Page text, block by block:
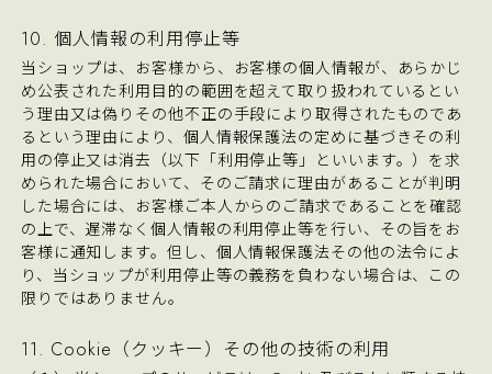
10. 個人情報の利用停止等
当ショップは、お客様から、お客様の個人情報が、あらかじ
め公表された利用目的の範囲を超えて取り扱われているとい
う理由又は偽りその他不正の手段により取得されたものであ
るという理由により、個人情報保護法の定めに基づきその利
用の停止又は消去（以下「利用停止等」といいます。）を求
められた場合において、そのご請求に理由があることが判明
した場合には、お客様ご本人からのご請求であることを確認
の上で、遅滞なく個人情報の利用停止等を行い、その旨をお
客様に通知します。但し、個人情報保護法その他の法令によ
り、当ショップが利用停止等の義務を負わない場合は、この
限りではありません。
11. Cookie（クッキー）その他の技術の利用